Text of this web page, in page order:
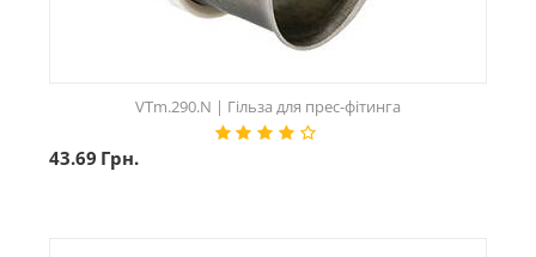
VTm.290.N | Гільза для прес-фітинга
43.69 Грн.